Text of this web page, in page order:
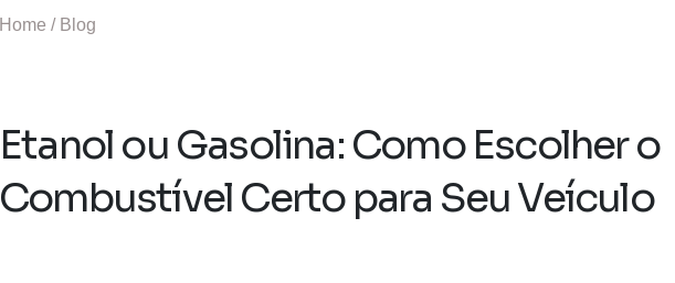
Home / Blog
Etanol ou Gasolina: Como Escolher o
Combustível Certo para Seu Veículo